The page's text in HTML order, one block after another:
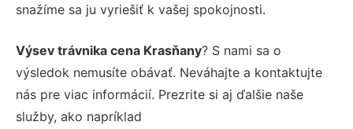
snažíme sa ju vyriešiť k vašej spokojnosti.
Výsev trávnika cena Krasňany? S nami sa o
výsledok nemusíte obávať. Neváhajte a kontaktujte
nás pre viac informácií. Prezrite si aj ďalšie naše
služby, ako napríklad